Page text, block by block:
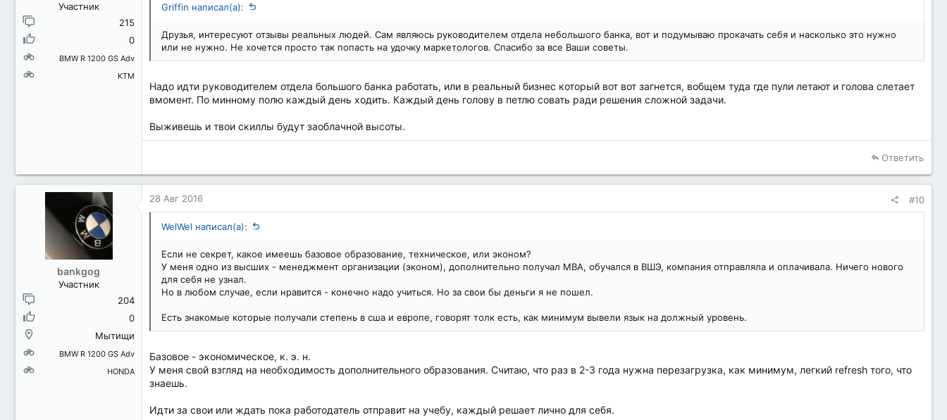
Участник
215
0
BMW R 1200 GS Adv
KTM
Griffin написал(а):
Друзья, интересуют отзывы реальных людей. Сам являюсь руководителем отдела небольшого банка, вот и подумываю прокачать себя и насколько это нужно
или не нужно. Не хочется просто так попасть на удочку маркетологов. Спасибо за все Ваши советы.
Надо идти руководителем отдела большого банка работать, или в реальный бизнес который вот вот загнется, вобщем туда где пули летают и голова слетает
вмомент. По минному полю каждый день ходить. Каждый день голову в петлю совать ради решения сложной задачи.
Выживешь и твои скиллы будут заоблачной высоты.
Ответить
bankgog
Участник
204
0
Мытищи
BMW R 1200 GS Adv
HONDA
28 Авг 2016 #10
WelWel написал(а):
Если не секрет, какое имеешь базовое образование, техническое, или эконом?
У меня одно из высших - менеджмент организации (эконом), дополнительно получал МВА, обучался в ВШЭ, компания отправляла и оплачивала. Ничего нового
для себя не узнал.
Но в любом случае, если нравится - конечно надо учиться. Но за свои бы деньги я не пошел.
Есть знакомые которые получали степень в сша и европе, говорят толк есть, как минимум вывели язык на должный уровень.
Базовое - экономическое, к. э. н.
У меня свой взгляд на необходимость дополнительного образования. Считаю, что раз в 2-3 года нужна перезагрузка, как минимум, легкий refresh того, что
знаешь.
Идти за свои или ждать пока работодатель отправит на учебу, каждый решает лично для себя.